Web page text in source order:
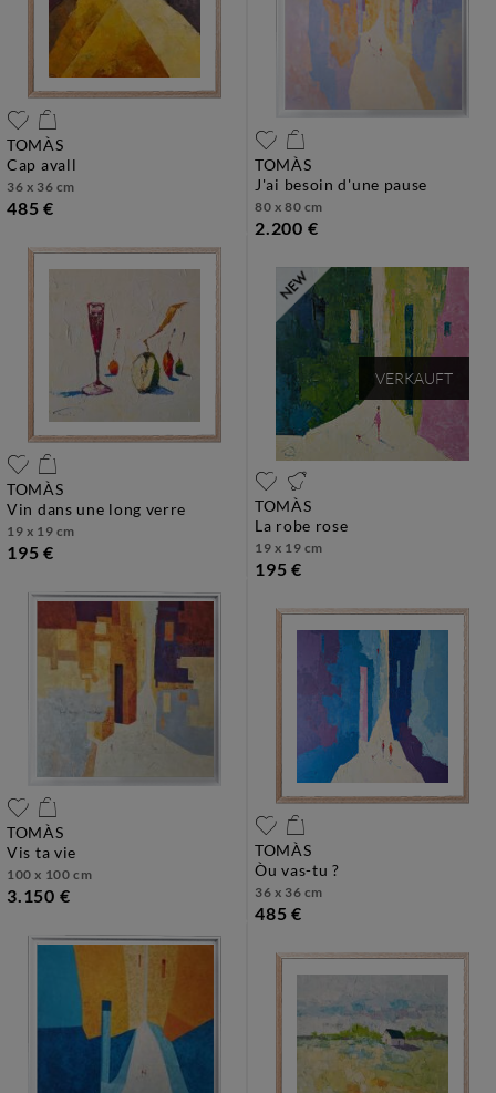
TOMÀS
cap avall
36 x 36 cm
485 €
TOMÀS
j'ai besoin d'une pause
80 x 80 cm
2.200 €
TOMÀS
vin dans une long verre
19 x 19 cm
195 €
VERKAUFT
TOMÀS
la robe rose
19 x 19 cm
195 €
TOMÀS
vis ta vie
100 x 100 cm
3.150 €
TOMÀS
òu vas-tu ?
36 x 36 cm
485 €